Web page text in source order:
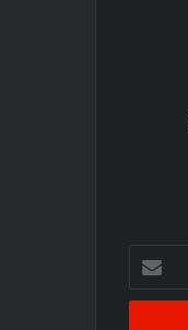
your
Email